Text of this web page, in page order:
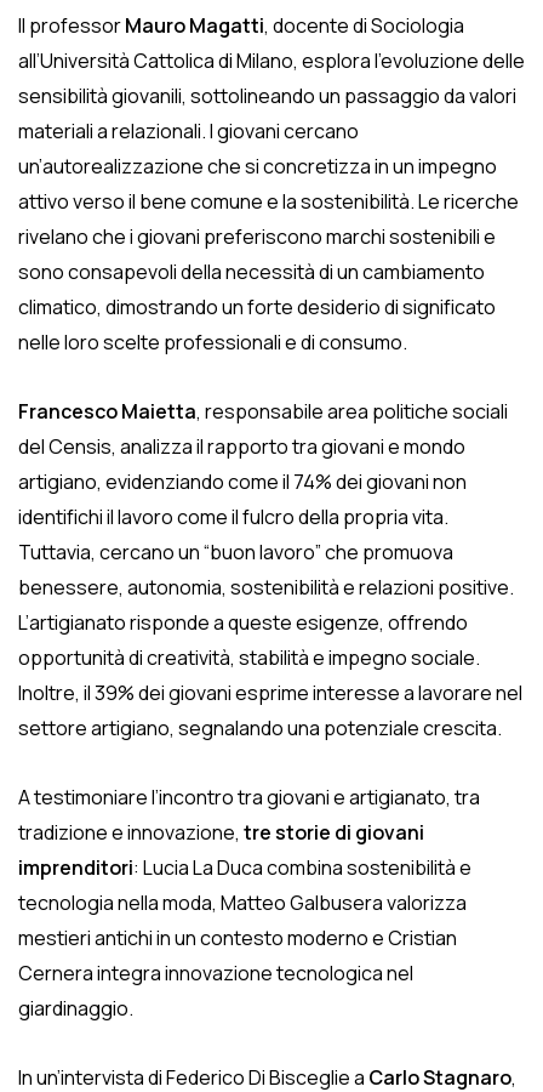
Il professorMauro Magatti, docente di Sociologia
all’Università Cattolica di Milano, esplora l’evoluzione delle
sensibilità giovanili, sottolineando un passaggio da valori
materiali a relazionali. I giovani cercano
un’autorealizzazione che si concretizza in un impegno
attivo verso il bene comune e la sostenibilità. Le ricerche
rivelano che i giovani preferiscono marchi sostenibili e
sono consapevoli della necessità di un cambiamento
climatico, dimostrando un forte desiderio di significato
nelle loro scelte professionali e di consumo.
Francesco Maietta, responsabile area politiche sociali
del Censis, analizza il rapporto tra giovani e mondo
artigiano, evidenziando come il 74% dei giovani non
identifichi il lavoro come il fulcro della propria vita.
Tuttavia, cercano un “buon lavoro” che promuova
benessere, autonomia, sostenibilità e relazioni positive.
L’artigianato risponde a queste esigenze, offrendo
opportunità di creatività, stabilità e impegno sociale.
Inoltre, il 39% dei giovani esprime interesse a lavorare nel
settore artigiano, segnalando una potenziale crescita.
A testimoniare l’incontro tra giovani e artigianato, tra
tradizione e innovazione, tre storie di giovani
imprenditori: Lucia La Duca combina sostenibilità e
tecnologia nella moda, Matteo Galbusera valorizza
mestieri antichi in un contesto moderno e Cristian
Cernera integra innovazione tecnologica nel
giardinaggio.
In un’intervista di Federico Di Bisceglie a Carlo Stagnaro,